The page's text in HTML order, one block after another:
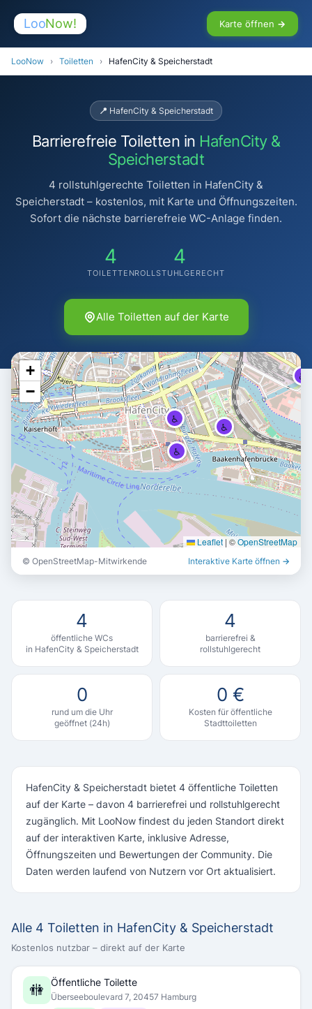
LooNow! Karte öffnen →
LooNow › Toiletten › HafenCity & Speicherstadt
📍 HafenCity & Speicherstadt
Barrierefreie Toiletten in HafenCity &
Speicherstadt
4 rollstuhlgerechte Toiletten in HafenCity &
Speicherstadt – kostenlos, mit Karte und Öffnungszeiten.
Sofort die nächste barrierefreie WC-Anlage finden.
4
TOILETTEN
4
ROLLSTUHLGERECHT
Alle Toiletten auf der Karte
♿
♿
♿
♿
+
−
Leaflet | ©OpenStreetMap
© OpenStreetMap-Mitwirkende Interaktive Karte öffnen →
4
öffentliche WCs
in HafenCity & Speicherstadt
4
barrierefrei &
rollstuhlgerecht
0
rund um die Uhr
geöffnet (24h)
0 €
Kosten für öffentliche
Stadttoiletten
HafenCity & Speicherstadt bietet 4 öffentliche Toiletten
auf der Karte – davon 4 barrierefrei und rollstuhlgerecht
zugänglich. Mit LooNow findest du jeden Standort direkt
auf der interaktiven Karte, inklusive Adresse,
Öffnungszeiten und Bewertungen der Community. Die
Daten werden laufend von Nutzern vor Ort aktualisiert.
Alle 4 Toiletten in HafenCity & Speicherstadt
Kostenlos nutzbar – direkt auf der Karte
🚻 Öffentliche Toilette
Überseeboulevard 7, 20457 Hamburg